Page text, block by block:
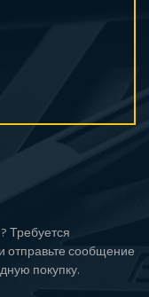
Требуется
отправьте сообщение
покупку.